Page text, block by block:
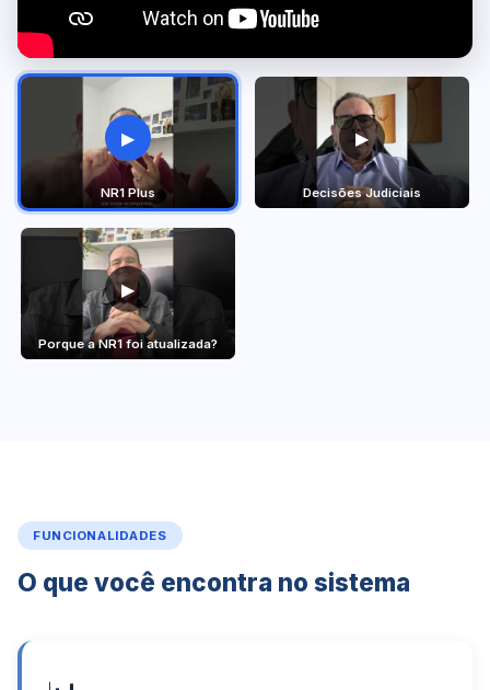
▶
NR1 Plus
▶
Decisões Judiciais
▶
Porque a NR1 foi atualizada?
FUNCIONALIDADES
O que você encontra no sistema